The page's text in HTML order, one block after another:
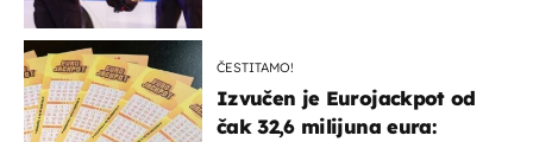
ČESTITAMO!
Izvučen je Eurojackpot od
čak 32,6 milijuna eura: